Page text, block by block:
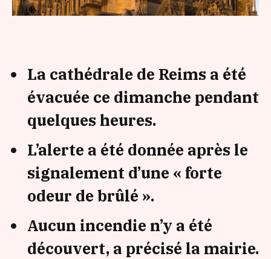
La cathédrale de Reims a été
évacuée ce dimanche pendant
quelques heures.
L’alerte a été donnée après le
signalement d’une « forte
odeur de brûlé ».
Aucun incendie n’y a été
découvert, a précisé la mairie.